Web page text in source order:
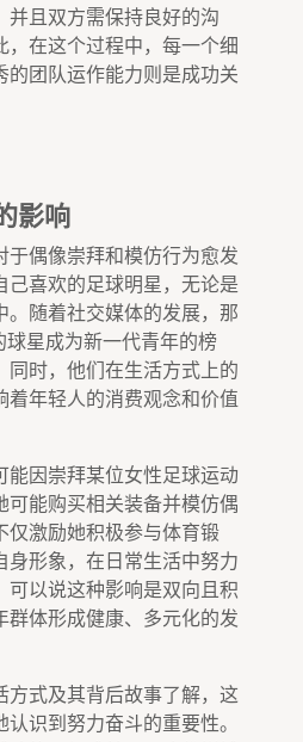
并且双方需保持良好的沟
，在这个过程中，每一个细
的团队运作能力则是成功关
影响
于偶像崇拜和模仿行为愈发
己喜欢的足球明星，无论是
。随着社交媒体的发展，那
球星成为新一代青年的榜
同时，他们在生活方式上的
着年轻人的消费观念和价值
能因崇拜某位女性足球运动
可能购买相关装备并模仿偶
仅激励她积极参与体育锻
身形象，在日常生活中努力
可以说这种影响是双向且积
群体形成健康、多元化的发
方式及其背后故事了解，这
识到努力奋斗的重要性。